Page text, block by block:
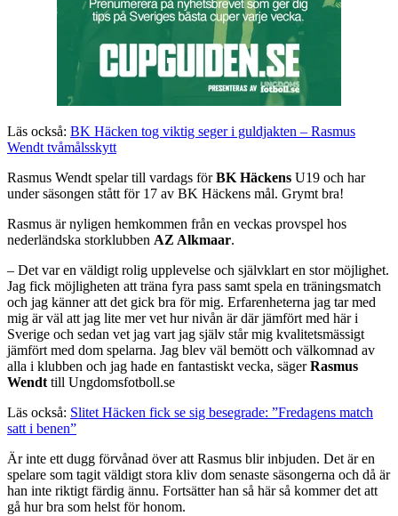
Läs också: BK Häcken tog viktig seger i guldjakten – Rasmus
Wendt tvåmålsskytt
Rasmus Wendt spelar till vardags förBK Häckens U19 och har
under säsongen stått för 17 av BK Häckens mål. Grymt bra!
Rasmus är nyligen hemkommen från en veckas provspel hos
nederländska storklubben AZ Alkmaar.
– Det var en väldigt rolig upplevelse och självklart en stor möjlighet.
Jag fick möjligheten att träna fyra pass samt spela en träningsmatch
och jag känner att det gick bra för mig. Erfarenheterna jag tar med
mig är väl att jag lite mer vet hur nivån är där jämfört med här i
Sverige och sedan vet jag vart jag själv står mig kvalitetsmässigt
jämfört med dom spelarna. Jag blev väl bemött och välkomnad av
alla i klubben och jag hade en fantastiskt vecka, sägerRasmus
Wendt till Ungdomsfotboll.se
Läs också: Slitet Häcken fick se sig besegrade: ”Fredagens match
satt i benen”
Är inte ett dugg förvånad över att Rasmus blir inbjuden. Det är en
spelare som tagit väldigt stora kliv dom senaste säsongerna och då är
han inte riktigt färdig ännu. Fortsätter han så här så kommer det att
gå hur bra som helst för honom.